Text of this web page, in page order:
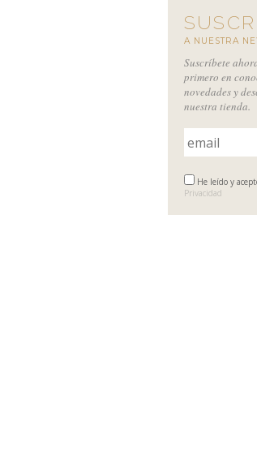
A NUESTRA
Suscríbete
primero en
novedades y
nuestra tienda.
He leído y
Privacidad